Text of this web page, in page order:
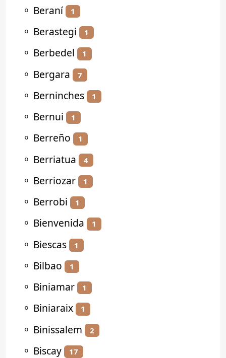
⚬ Beraní 1
⚬ Berastegi 1
⚬ Berbedel 1
⚬ Bergara 7
⚬ Berninches 1
⚬ Bernui 1
⚬ Berreño 1
⚬ Berriatua 4
⚬ Berriozar 1
⚬ Berrobi 1
⚬ Bienvenida 1
⚬ Biescas 1
⚬ Bilbao 1
⚬ Biniamar 1
⚬ Biniaraix 1
⚬ Binissalem 2
⚬ Biscay 17